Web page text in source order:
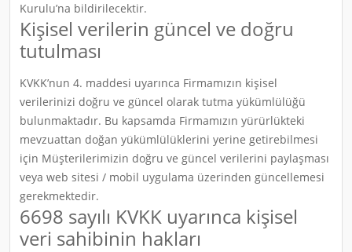
Kurulu’na bildirilecektir.
Kişisel verilerin güncel ve doğru
tutulması
KVKK’nun 4. maddesi uyarınca Firmamızın kişisel
verilerinizi doğru ve güncel olarak tutma yükümlülüğü
bulunmaktadır. Bu kapsamda Firmamızın yürürlükteki
mevzuattan doğan yükümlülüklerini yerine getirebilmesi
için Müşterilerimizin doğru ve güncel verilerini paylaşması
veya web sitesi / mobil uygulama üzerinden güncellemesi
gerekmektedir.
6698 sayılı KVKK uyarınca kişisel
veri sahibinin hakları